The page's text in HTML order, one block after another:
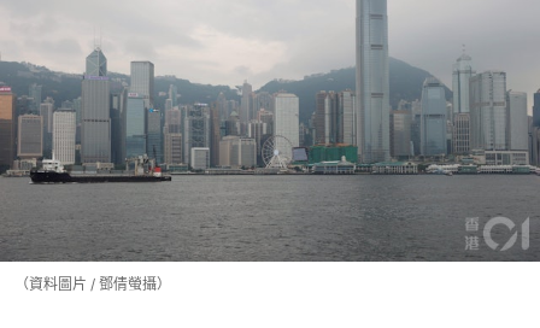
（資料圖片 / 鄧倩螢攝）